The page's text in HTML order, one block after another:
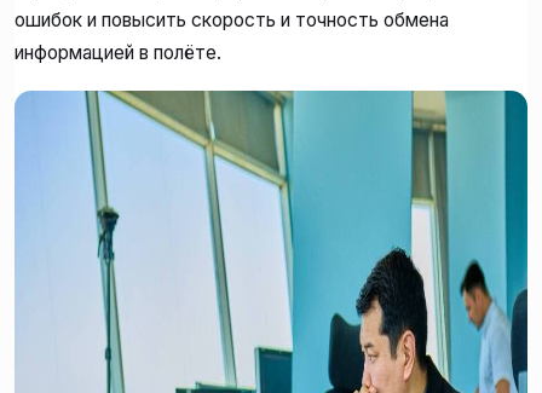
ошибок и повысить скорость и точность обмена
информацией в полёте.